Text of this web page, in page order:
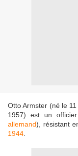
Otto Armster (né le
1957) est un
allemand), résistant
1944